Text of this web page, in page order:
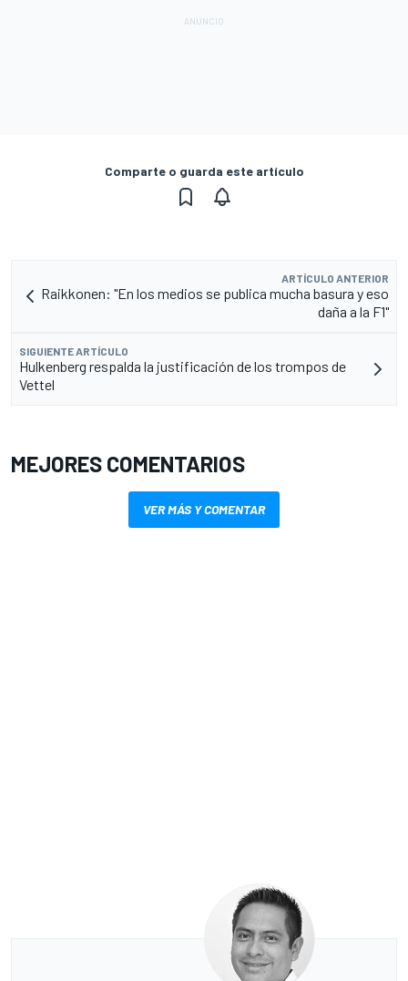
Comparte o guarda este artículo
ARTÍCULO ANTERIOR
Raikkonen: "En los medios se publica mucha basura y eso
daña a la F1"
SIGUIENTE ARTÍCULO
Hulkenberg respalda la justificación de los trompos de
Vettel
MEJORES COMENTARIOS
VER MÁS Y COMENTAR